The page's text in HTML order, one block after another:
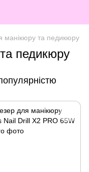
манікюру та педикюру
педикюру